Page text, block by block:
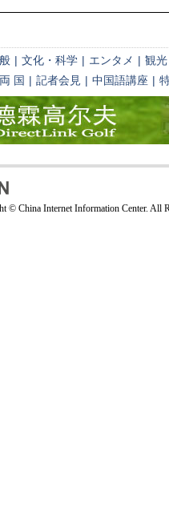
| 文化・科学 | エンタメ | 観光
国 | 記者会見 | 中国語講座 |